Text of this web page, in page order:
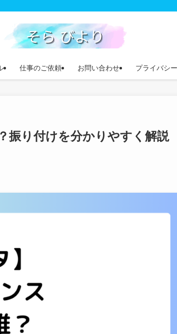
仕事のご依頼 お問い合わせ プライバシ
振り付けを分かりやすく解説